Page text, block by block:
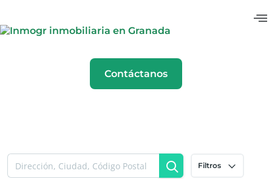
Contáctanos
Filtros